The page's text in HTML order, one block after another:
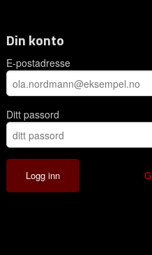
Din konto
E-postadresse
Ditt passord